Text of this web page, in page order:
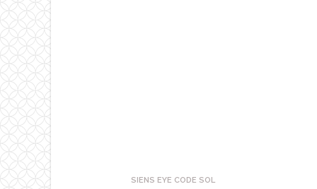
SIENS EYE CODE SOL